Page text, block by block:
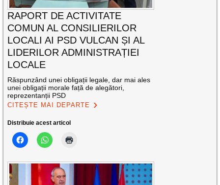
RAPORT DE ACTIVITATE
COMUN AL CONSILIERILOR
LOCALI AI PSD VULCAN ȘI AL
LIDERILOR ADMINISTRAȚIEI
LOCALE
Răspunzând unei obligații legale, dar mai ales
unei obligații morale față de alegători,
reprezentanții PSD
CITEȘTE MAI DEPARTE
Distribuie acest articol